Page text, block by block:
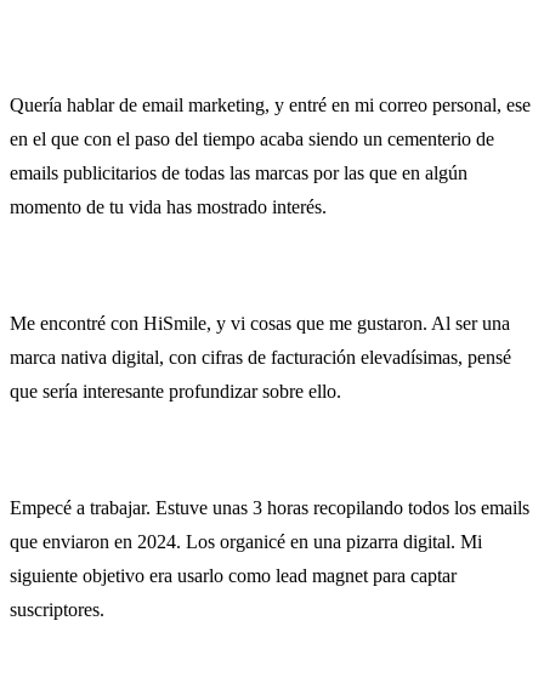
Quería hablar de email marketing, y entré en mi correo personal, ese
en el que con el paso del tiempo acaba siendo un cementerio de
emails publicitarios de todas las marcas por las que en algún
momento de tu vida has mostrado interés.
Me encontré con HiSmile, y vi cosas que me gustaron. Al ser una
marca nativa digital, con cifras de facturación elevadísimas, pensé
que sería interesante profundizar sobre ello.
Empecé a trabajar. Estuve unas 3 horas recopilando todos los emails
que enviaron en 2024. Los organicé en una pizarra digital. Mi
siguiente objetivo era usarlo como lead magnet para captar
suscriptores.